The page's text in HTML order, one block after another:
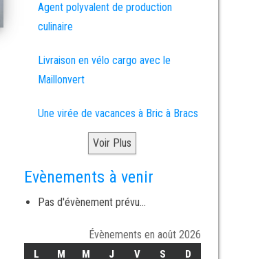
Agent polyvalent de production
culinaire
Livraison en vélo cargo avec le
Maillonvert
Une virée de vacances à Bric à Bracs
Voir Plus
Evènements à venir
Pas d'évènement prévu...
Évènements en août 2026
L M M J V S D